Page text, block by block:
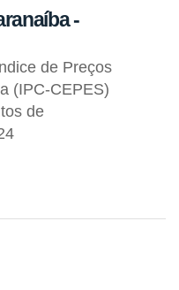
-
de Preços
(IPC-CEPES)
de